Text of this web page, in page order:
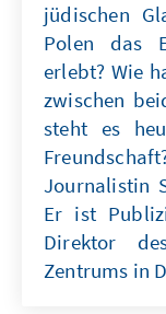
jüdischen
Polen das
erlebt? Wie
zwischen
steht es
Journalistin
Er ist
Direktor
Zentrums in